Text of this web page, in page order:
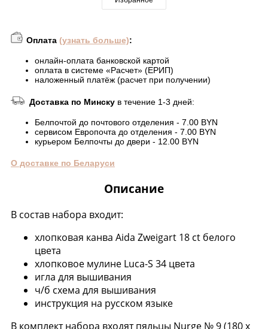
Оплата (узнать больше):
онлайн-оплата банковской картой
оплата в системе «Расчет» (ЕРИП)
наложенный платёж (расчет при получении)
Доставка по Минску в течение 1-3 дней:
Белпочтой до почтового отделения - 7.00 BYN
сервисом Европочта до отделения - 7.00 BYN
курьером Белпочты до двери - 12.00 BYN
О доставке по Беларуси
Описание
В состав набора входит:
хлопковая канва Aida Zweigart 18 ct белого
цвета
хлопковое мулине Luca-S 34 цвета
игла для вышивания
ч/б схема для вышивания
инструкция на русском языке
В комплект набора входят пяльцы Nurge № 9 (180 x